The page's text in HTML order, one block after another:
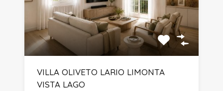
VILLA OLIVETO LARIO LIMONTA
VISTA LAGO